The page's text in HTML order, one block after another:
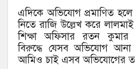
এদিকে অভিযোগ প্রমাণিত হলে
নিতে রাজি উল্লেখ করে
শিক্ষা অফিসার রতন কুমার
বিরুদ্ধে যেসব অভিযোগ আনা
আমিও চাই এসব অভিযোগের